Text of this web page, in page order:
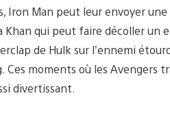
Iron Man peut leur envoyer une
qui peut faire décoller un
de Hulk sur l’ennemi
moments où les Avengers
divertissant.